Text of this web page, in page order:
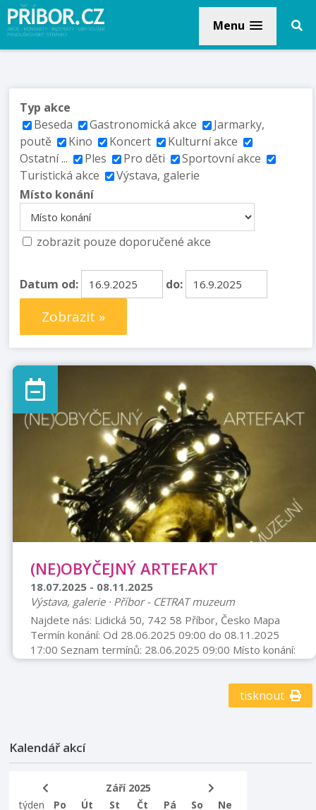
Menu
Typ akce
Beseda
Gastronomická akce
Jarmarky,
poutě
Kino Koncert
Kulturní akce
Ostatní ...
Ples Pro děti
Sportovní akce
Turistická akce
Výstava, galerie
Místo konání
zobrazit pouze doporučené akce
Datum od: do:
Zobrazit »
(NE)OBYČEJNÝ ARTEFAKT
18.07.2025 - 08.11.2025
Výstava, galerie · Příbor - CETRAT muzeum
Najdete nás: Lidická 50, 742 58 Příbor, Česko Mapa
Termín konání: Od 28.06.2025 09:00 do 08.11.2025
17:00 Seznam termínů: 28.06.2025 09:00 Místo konání:
Centrum tradičních technologií Příbor Sbírkové
kontakt s minulostí, ale vytváří nové osobité světy,
které podněcují lidskou fantazii a emoce. Výstava
pomocí fotografií vycházejících z vn ...
tisknout
Kalendář akcí
Září 2025
týden
Po Út St Čt Pá So
Ne